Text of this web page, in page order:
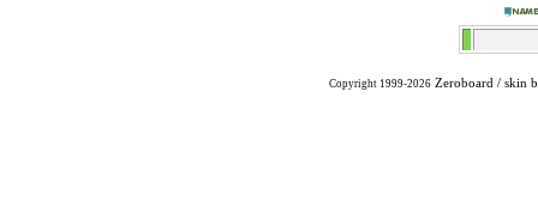
Copyright 1999-2026 Zeroboard / skin